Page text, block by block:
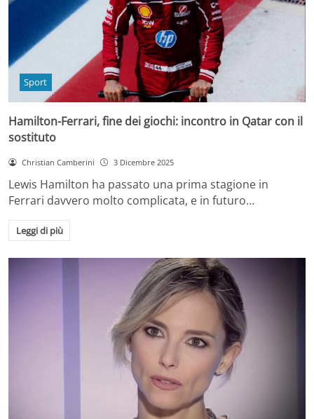
Sport
Hamilton-Ferrari, fine dei giochi: incontro in Qatar con il
sostituto
Christian Camberini 3 Dicembre 2025
Lewis Hamilton ha passato una prima stagione in
Ferrari davvero molto complicata, e in futuro…
Leggi di più